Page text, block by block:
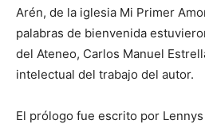
Arén, de la iglesia Mi Primer
palabras de bienvenida
del Ateneo, Carlos Manuel
intelectual del trabajo del autor.
El prólogo fue escrito por